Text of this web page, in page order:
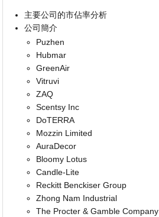
主要公司的市佔率分析
公司簡介
Puzhen
Hubmar
GreenAir
Vitruvi
ZAQ
Scentsy Inc
DoTERRA
Mozzin Limited
AuraDecor
Bloomy Lotus
Candle-Lite
Reckitt Benckiser Group
Zhong Nam Industrial
The Procter & Gamble Company